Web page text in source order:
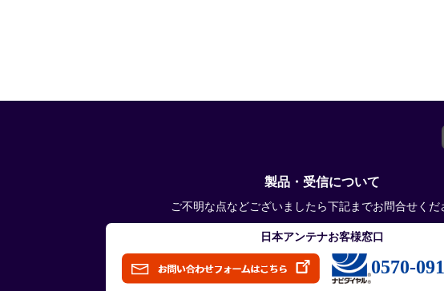
製品・受信について
ご不明な点などございましたら下記までお問合せくだ
日本アンテナお客様窓口
0570-